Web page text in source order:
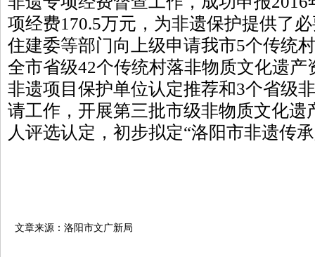
项经费170.5万元，为非遗保护提供了
住建委等部门向上级申请我市5个传统
全市省级42个传统村落非物质文化遗产
非遗项目保护单位认定推荐和3个省级
请工作，开展第三批市级非物质文化遗
人评选认定，初步拟定“洛阳市非遗传
文章来源：洛阳市文广新局